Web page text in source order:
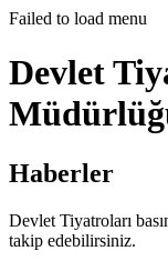
Failed to load menu
Devlet
Haberler
Devlet Tiyatroları
takip edebilirsiniz.